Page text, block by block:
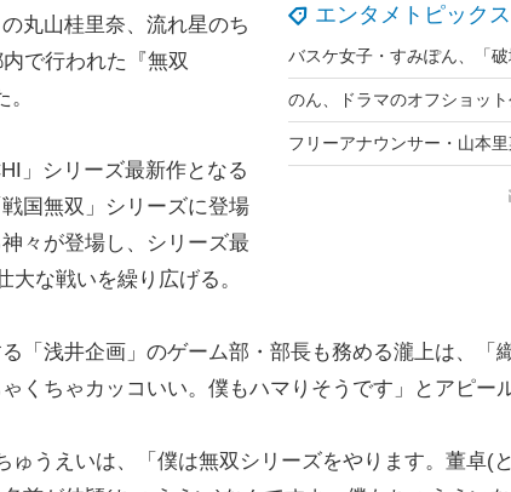
エンタメトピックス
丸山桂里奈、流れ星のち
で行われた『無双
」シリーズ最新作となる
国無双」シリーズに登場
々が登場し、シリーズ最
大な戦いを繰り広げる。
「浅井企画」のゲーム部・部長も務める瀧上は、「
くちゃカッコいい。僕もハマりそうです」とアピール
うえいは、「僕は無双シリーズをやります。董卓(